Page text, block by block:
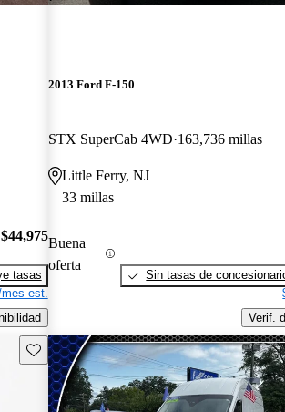
$44,975
tasas
est.
2013 Ford F-150
STX SuperCab 4WD 163,736 millas
Little Ferry, NJ
33 millas
Buena
oferta
Sin tasas de
Verif.
Guarda este Aviso